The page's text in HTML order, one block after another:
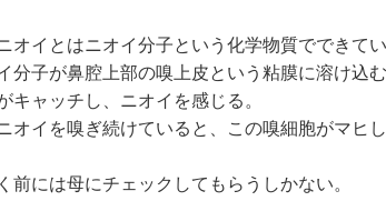
オイとはニオイ分子という化学物質でできてい
分子が鼻腔上部の嗅上皮という粘膜に溶け込
キャッチし、ニオイを感じる。
オイを嗅ぎ続けていると、この嗅細胞がマヒ
前には母にチェックしてもらうしかない。